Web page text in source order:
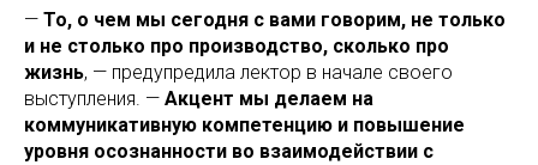
— То, о чем мы сегодня с вами говорим, не только
и не столько про производство, сколько про
жизнь, — предупредила лектор в начале своего
выступления. — Акцент мы делаем на
коммуникативную компетенцию и повышение
уровня осознанности во взаимодействии с